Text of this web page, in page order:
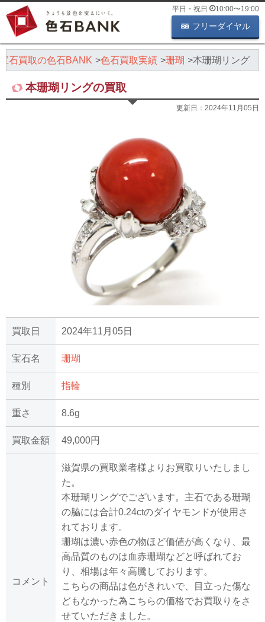
平日・祝日 10:00〜19:00
フリーダイヤル
石買取の色石BANK 色石買取実績 珊瑚 本珊瑚リング
本珊瑚リングの買取
更新日： 2024年11月05日
買取日 2024年11月05日
宝石名 珊瑚
種別 指輪
重さ 8.6g
買取金額 49,000円
コメント
滋賀県の買取業者様よりお買取りいたしまし
た。
本珊瑚リングでございます。主石である珊瑚
の脇には合計0.24ctのダイヤモンドが使用さ
れております。
珊瑚は濃い赤色の物ほど価値が高くなり、最
高品質のものは血赤珊瑚などと呼ばれてお
り、相場は年々高騰しております。
こちらの商品は色がきれいで、目立った傷な
どもなかった為こちらの価格でお買取りをさ
せていただきました。